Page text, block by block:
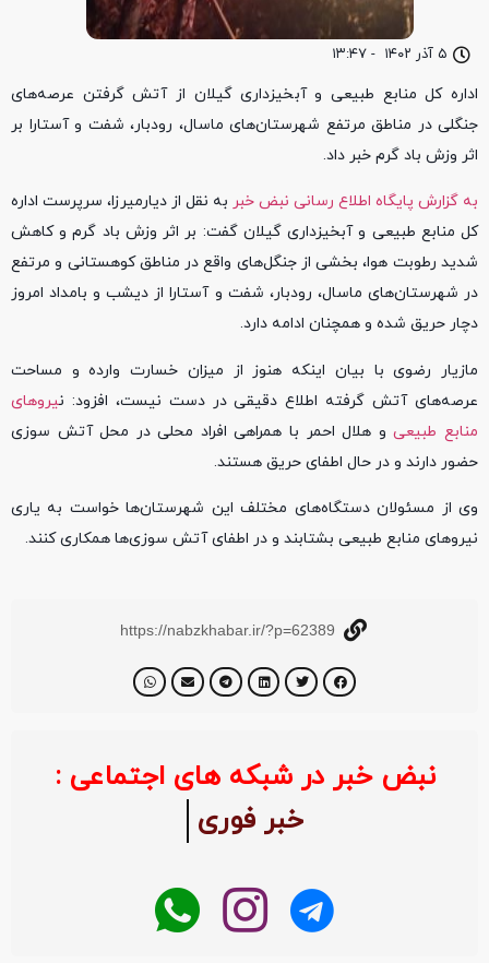
۵ آذر ۱۴۰۲ - ۱۳:۴۷
اداره کل منابع طبیعی و آبخیزداری گیلان از آتش گرفتن عرصه‌های
جنگلی در مناطق مرتفع شهرستان‌های ماسال، رودبار، شفت و آستارا بر
اثر وزش باد گرم خبر داد.
به گزارش پایگاه اطلاع رسانی نبض خبر به نقل از دیارمیرزا، سرپرست اداره
کل منابع طبیعی و آبخیزداری گیلان گفت: بر اثر وزش باد گرم و کاهش
شدید رطوبت هوا، بخشی از جنگل‌های واقع در مناطق کوهستانی و مرتفع
در شهرستان‌های ماسال، رودبار، شفت و آستارا از دیشب و بامداد امروز
دچار حریق شده و همچنان ادامه دارد.
مازیار رضوی با بیان اینکه هنوز از میزان خسارت وارده و مساحت
عرصه‌های آتش گرفته اطلاع دقیقی در دست نیست، افزود: نیرو‌های
منابع طبیعیو هلال احمر با همراهی افراد محلی در محل آتش سوزی
حضور دارند و در حال اطفای حریق هستند.
وی از مسئولان دستگاه‌های مختلف این شهرستان‌ها خواست به یاری
نیرو‌های منابع طبیعی بشتابند و در اطفای آتش سوزی‌ها همکاری کنند.
https://nabzkhabar.ir/?p=62389
نبض خبر در شبکه های اجتماعی :
خبر فوری